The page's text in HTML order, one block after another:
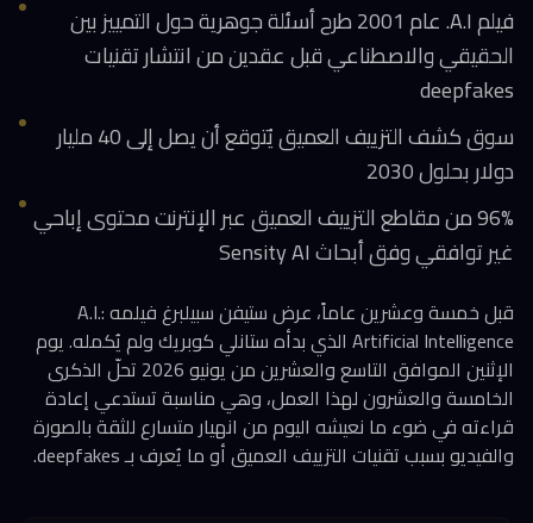
فيلم A.I. عام 2001 طرح أسئلة جوهرية حول التمييز بين
الحقيقي والاصطناعي قبل عقدين من انتشار تقنيات
deepfakes
سوق كشف التزييف العميق يُتوقع أن يصل إلى 40 مليار
دولار بحلول 2030
96% من مقاطع التزييف العميق عبر الإنترنت محتوى إباحي
غير توافقي وفق أبحاث Sensity AI
قبل خمسة وعشرين عاماً، عرض ستيفن سبيلبرغ فيلمه A.I.:
Artificial Intelligence الذي بدأه ستانلي كوبريك ولم يُكمله. يوم
الإثنين الموافق التاسع والعشرين من يونيو 2026 تحلّ الذكرى
الخامسة والعشرون لهذا العمل، وهي مناسبة تستدعي إعادة
قراءته في ضوء ما نعيشه اليوم من انهيار متسارع للثقة بالصورة
والفيديو بسبب تقنيات التزييف العميق أو ما يُعرف بـ deepfakes.